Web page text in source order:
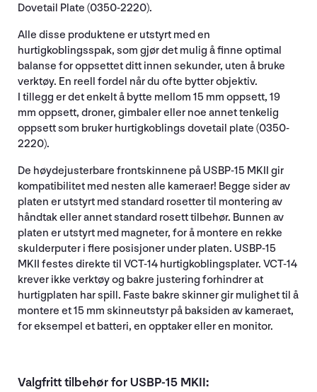
Dovetail Plate (0350-2220).
Alle disse produktene er utstyrt med en
hurtigkoblingsspak, som gjør det mulig å finne optimal
balanse for oppsettet ditt innen sekunder, uten å bruke
verktøy. En reell fordel når du ofte bytter objektiv.
I tillegg er det enkelt å bytte mellom 15 mm oppsett, 19
mm oppsett, droner, gimbaler eller noe annet tenkelig
oppsett som bruker hurtigkoblings dovetail plate (0350-
2220).
De høydejusterbare frontskinnene på USBP-15 MKII gir
kompatibilitet med nesten alle kameraer! Begge sider av
platen er utstyrt med standard rosetter til montering av
håndtak eller annet standard rosett tilbehør. Bunnen av
platen er utstyrt med magneter, for å montere en rekke
skulderputer i flere posisjoner under platen. USBP-15
MKII festes direkte til VCT-14 hurtigkoblingsplater. VCT-14
krever ikke verktøy og bakre justering forhindrer at
hurtigplaten har spill. Faste bakre skinner gir mulighet til å
montere et 15 mm skinneutstyr på baksiden av kameraet,
for eksempel et batteri, en opptaker eller en monitor.
Valgfritt tilbehør for USBP-15 MKII: